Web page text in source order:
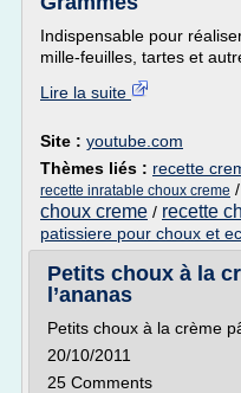
Indispensable pour
mille-feuilles, tartes et
Lire la suite
Site : youtube.com
Thèmes liés : recette
recette inratable choux creme /
choux creme / recette
patissiere pour choux et
Petits choux à la
l’ananas
Petits choux à la crème
20/10/2011
25 Comments